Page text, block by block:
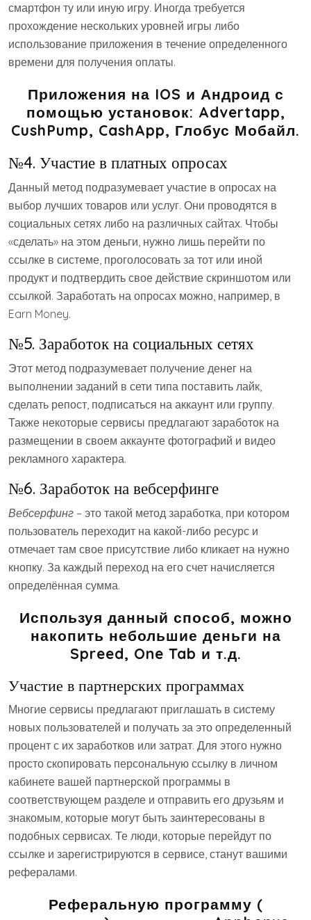
смартфон ту или иную игру. Иногда требуется
прохождение нескольких уровней игры либо
использование приложения в течение определенного
времени для получения оплаты.
Приложения на IOS и Андроид с
помощью установок: Advertapp,
CushPump, CashApp, Глобус Мобайл.
№4. Участие в платных опросах
Данный метод подразумевает участие в опросах на
выбор лучших товаров или услуг. Они проводятся в
социальных сетях либо на различных сайтах. Чтобы
«сделать» на этом деньги, нужно лишь перейти по
ссылке в системе, проголосовать за тот или иной
продукт и подтвердить свое действие скриншотом или
ссылкой. Заработать на опросах можно, например, в
Earn Money.
№5. Заработок на социальных сетях
Этот метод подразумевает получение денег на
выполнении заданий в сети типа поставить лайк,
сделать репост, подписаться на аккаунт или группу.
Также некоторые сервисы предлагают заработок на
размещении в своем аккаунте фотографий и видео
рекламного характера.
№6. Заработок на вебсерфинге
Вебсерфинг – это такой метод заработка, при котором
пользователь переходит на какой-либо ресурс и
отмечает там свое присутствие либо кликает на нужно
кнопку. За каждый переход на его счет начисляется
определённая сумма.
Используя данный способ, можно
накопить небольшие деньги на
Spreed, One Tab и т.д.
Участие в партнерских программах
Многие сервисы предлагают приглашать в систему
новых пользователей и получать за это определенный
процент с их заработков или затрат. Для этого нужно
просто скопировать персональную ссылку в личном
кабинете вашей партнерской программы в
соответствующем разделе и отправить его друзьям и
знакомым, которые могут быть заинтересованы в
подобных сервисах. Те люди, которые перейдут по
ссылке и зарегистрируются в сервисе, станут вашими
рефералами.
Реферальную программу (